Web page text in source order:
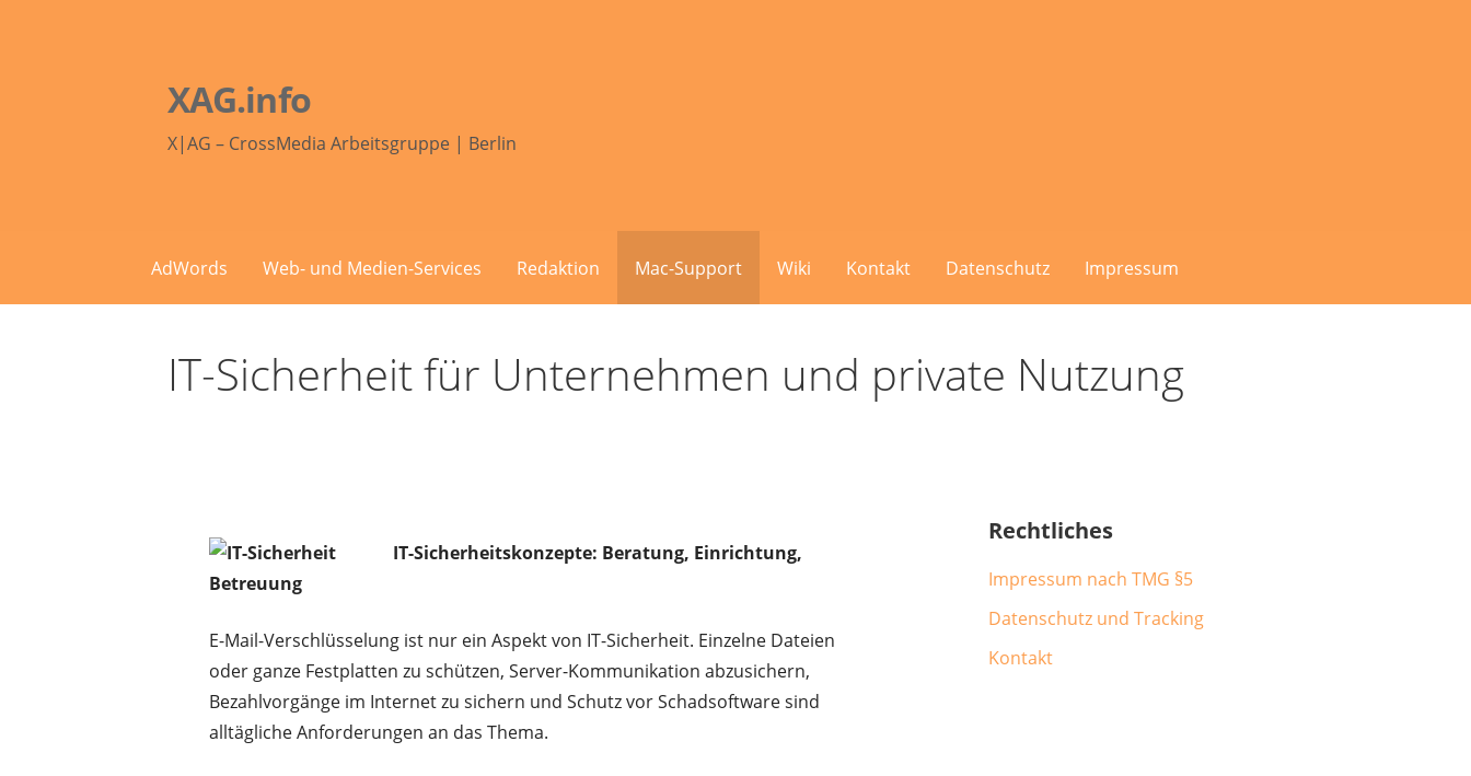
XAG.info
X|AG – CrossMedia Arbeitsgruppe | Berlin
AdWords Web- und Medien-Services Redaktion Mac-Support Wiki Kontakt Datenschutz Impressum
IT-Sicherheit für Unternehmen und private Nutzung
IT-Sicherheitskonzepte: Beratung, Einrichtung,
Betreuung
E-Mail-Verschlüsselung ist nur ein Aspekt von IT-Sicherheit. Einzelne Dateien
oder ganze Festplatten zu schützen, Server-Kommunikation abzusichern,
Bezahlvorgänge im Internet zu sichern und Schutz vor Schadsoftware sind
alltägliche Anforderungen an das Thema.
Rechtliches
Impressum nach TMG §5
Datenschutz und Tracking
Kontakt